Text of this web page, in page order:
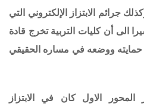
جرائم الابتزاز الإلكتروني التي
الى أن كليات التربية تخرج قادة
حمايته ووضعه في مساره الحقيقي
المحور الاول كان في الابتزاز